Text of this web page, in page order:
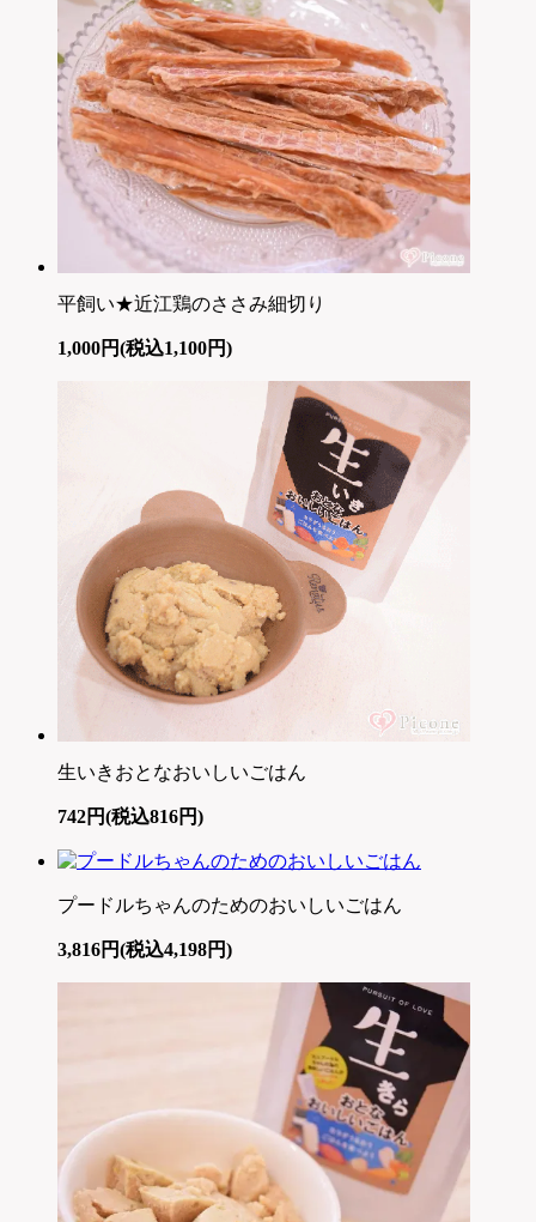
平飼い★近江鶏のささみ細切り
1,000円(税込1,100円)
生いきおとなおいしいごはん
742円(税込816円)
プードルちゃんのためのおいしいごはん
3,816円(税込4,198円)